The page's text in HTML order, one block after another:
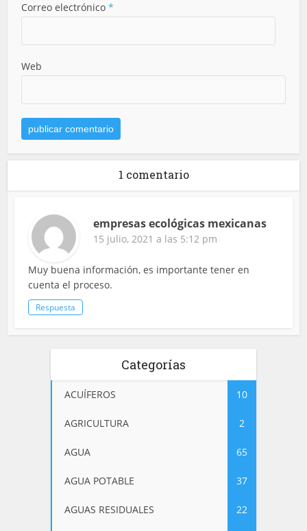
Correo electrónico*
Web
1 comentario
empresas ecológicas mexicanas
15 julio, 2021 a las 5:12 pm
Muy buena información, es importante tener en
cuenta el proceso.
Respuesta
Categorías
ACUÍFEROS 10
AGRICULTURA 2
AGUA 65
AGUA POTABLE 37
AGUAS RESIDUALES 22